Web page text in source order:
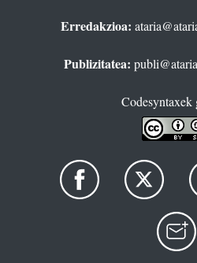
Erredakzioa:
Publizitatea:
Codesyntaxek